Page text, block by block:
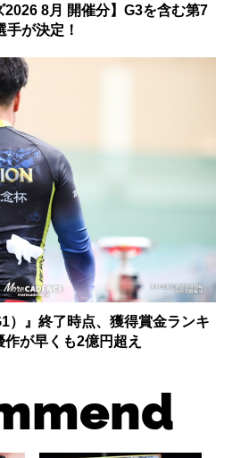
2026 8月 開催分】G3を含む第7
が決定！
）』終了時点、獲得賞金ランキ
が早くも2億円超え